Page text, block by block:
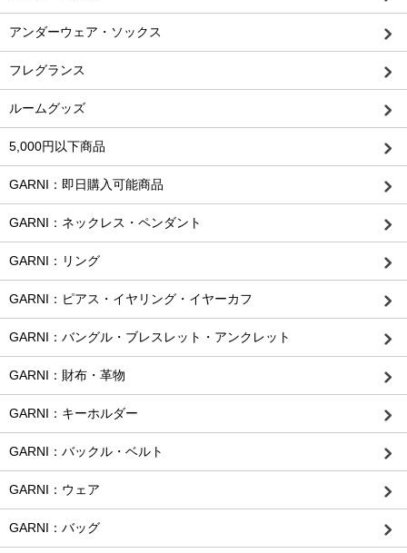
アンダーウェア・ソックス
フレグランス
ルームグッズ
5,000円以下商品
GARNI：即日購入可能商品
GARNI：ネックレス・ペンダント
GARNI：リング
GARNI：ピアス・イヤリング・イヤーカフ
GARNI：バングル・ブレスレット・アンクレット
GARNI：財布・革物
GARNI：キーホルダー
GARNI：バックル・ベルト
GARNI：ウェア
GARNI：バッグ